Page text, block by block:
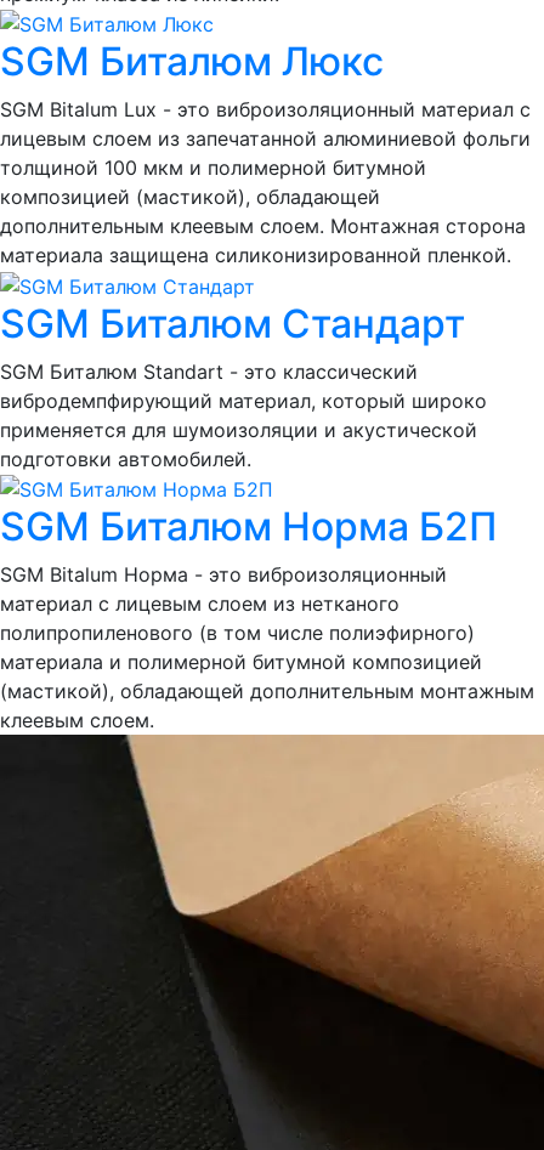
SGM Биталюм Люкс
SGM Bitalum Lux - это виброизоляционный материал с
лицевым слоем из запечатанной алюминиевой фольги
толщиной 100 мкм и полимерной битумной
композицией (мастикой), обладающей
дополнительным клеевым слоем. Монтажная сторона
материала защищена силиконизированной пленкой.
SGM Биталюм Стандарт
SGM Биталюм Standart - это классический
вибродемпфирующий материал, который широко
применяется для шумоизоляции и акустической
подготовки автомобилей.
SGM Биталюм Норма Б2П
SGM Bitalum Норма - это виброизоляционный
материал с лицевым слоем из нетканого
полипропиленового (в том числе полиэфирного)
материала и полимерной битумной композицией
(мастикой), обладающей дополнительным монтажным
клеевым слоем.